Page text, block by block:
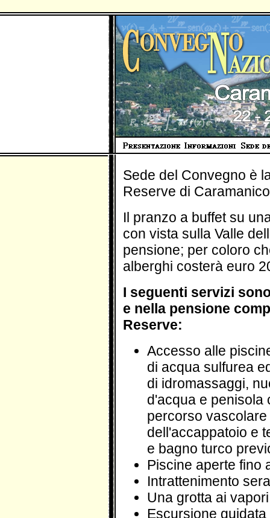
Sede del Convegno è
Reserve di
Il pranzo a buffet su
con vista sulla Valle
pensione; per coloro
alberghi costerà euro
I seguenti servizi
e nella pensione
Reserve:
Accesso alle
di acqua sulfurea
di idromassaggi,
d'acqua e penisola
percorso
dell'accappatoio e
e bagno turco
Piscine aperte fino
Intrattenimento
Una grotta ai
Escursione